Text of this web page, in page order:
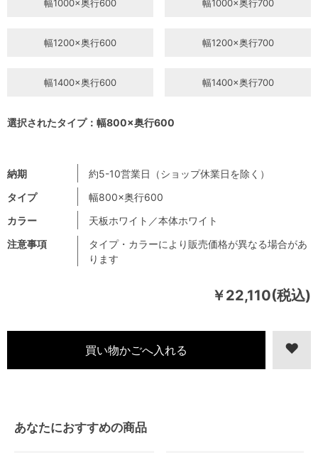
￥22,110(税込)
注意事項
タイプ・カラーにより販売価格が異なる場合があ
ります
納期
約5-10営業日（ショップ休業日を除く）
タイプ
幅800×奥行600
カラー
天板ホワイト／本体ホワイト
幅1000×奥行600 幅1000×奥行700
幅1200×奥行600 幅1200×奥行700
幅1400×奥行600 幅1400×奥行700
選択されたタイプ：幅800×奥行600
あなたにおすすめの商品